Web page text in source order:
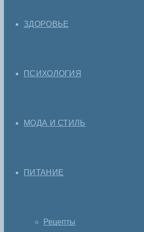
ЗДОРОВЬЕ
ПСИХОЛОГИЯ
МОДА И СТИЛЬ
ПИТАНИЕ
Рецепты